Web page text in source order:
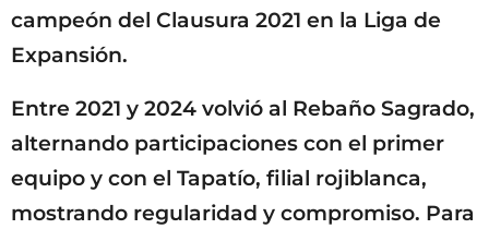
campeón del Clausura 2021 en la Liga de
Expansión.
Entre 2021 y 2024 volvió al Rebaño Sagrado,
alternando participaciones con el primer
equipo y con el Tapatío, filial rojiblanca,
mostrando regularidad y compromiso. Para